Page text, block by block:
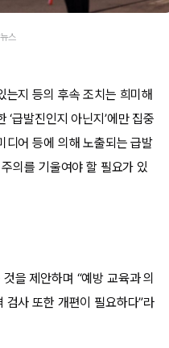
스
는지 등의 후속 조치는 희미해
급발진인지 아닌지’에만 집중
디어 등에 의해 노출되는 급발
의를 기울여야 할 필요가 있
을 제안하며 “예방 교육과 의
검사 또한 개편이 필요하다”라